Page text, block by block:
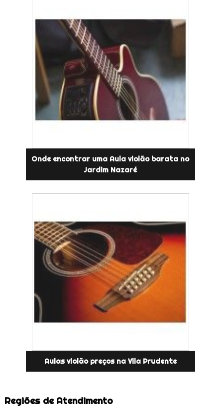
Onde encontrar uma Aula violão barata no
Jardim Nazaré
Aulas violão preços na Vila Prudente
Regiões de Atendimento